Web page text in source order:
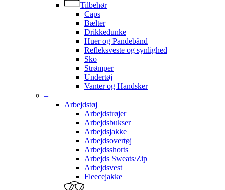
Tilbehør
Caps
Bælter
Drikkedunke
Huer og Pandebånd
Refleksveste og synlighed
Sko
Strømper
Undertøj
Vanter og Handsker
–
Arbejdstøj
Arbejdstrøjer
Arbejdsbukser
Arbejdsjakke
Arbejdsovertøj
Arbejdsshorts
Arbejds Sweats/Zip
Arbejdsvest
Fleecejakke